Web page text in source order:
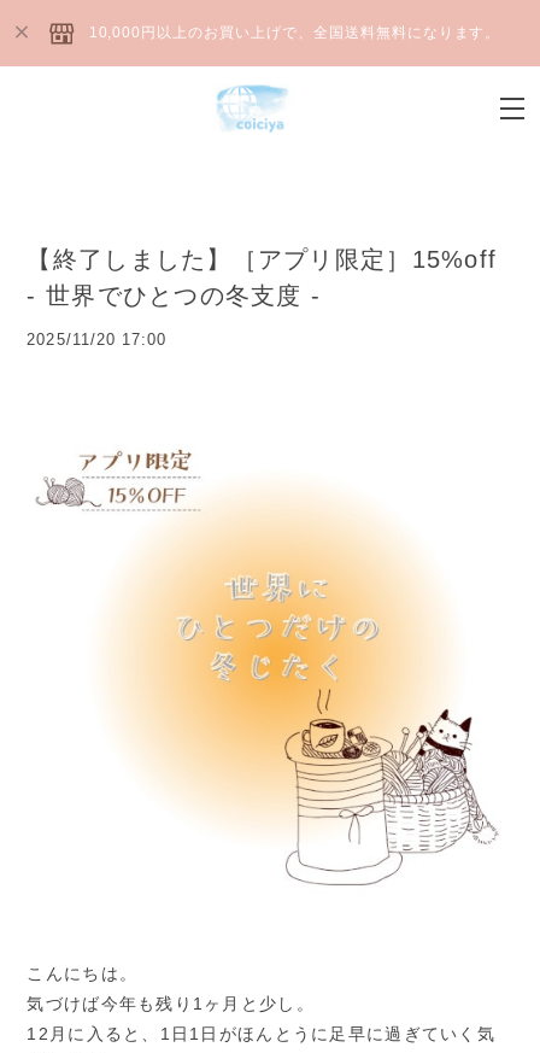
10,000円以上のお買い上げで、全国送料無料になります。
【終了しました】［アプリ限定］15%off
- 世界でひとつの冬支度 -
2025/11/20 17:00
こんにちは。
気づけば今年も残り1ヶ月と少し。
12月に入ると、1日1日がほんとうに足早に過ぎていく気